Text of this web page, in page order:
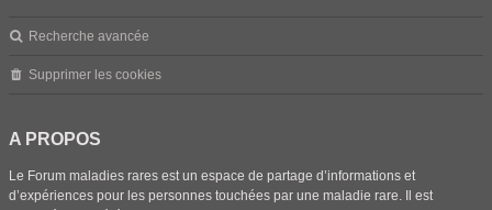
Recherche avancée
Supprimer les cookies
A PROPOS
Le Forum maladies rares est un espace de partage d’informations et
d’expériences pour les personnes touchées par une maladie rare. Il est